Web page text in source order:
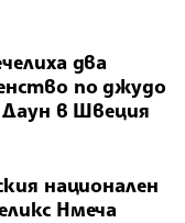
два
по джудо
в Швеция
национален
Нмеча